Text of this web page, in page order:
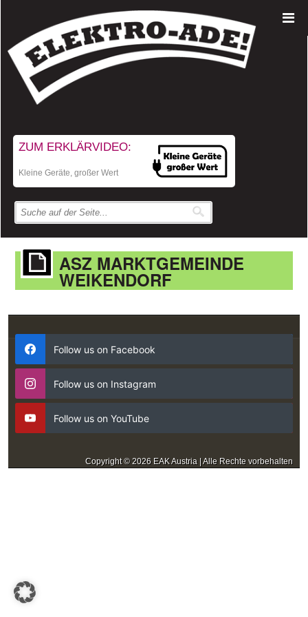
ZUM ERKLÄRVIDEO:
Kleine Geräte, großer Wert
ASZ MARKTGEMEINDE
WEIKENDORF
Follow us on Facebook
Follow us on Instagram
Follow us on YouTube
Copyright © 2026 EAK Austria | Alle Rechte vorbehalten